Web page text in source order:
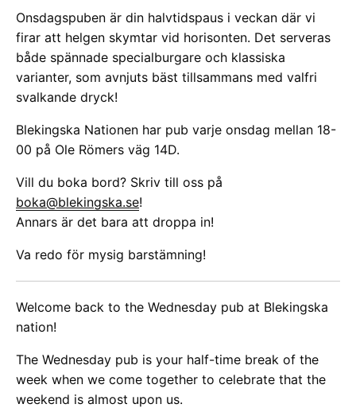
Onsdagspuben är din halvtidspaus i veckan där vi
firar att helgen skymtar vid horisonten. Det serveras
både spännade specialburgare och klassiska
varianter, som avnjuts bäst tillsammans med valfri
svalkande dryck!
Blekingska Nationen har pub varje onsdag mellan 18-
00 på Ole Römers väg 14D.
Vill du boka bord? Skriv till oss på
boka@blekingska.se!
Annars är det bara att droppa in!
Va redo för mysig barstämning!
Welcome back to the Wednesday pub at Blekingska
nation!
The Wednesday pub is your half-time break of the
week when we come together to celebrate that the
weekend is almost upon us.